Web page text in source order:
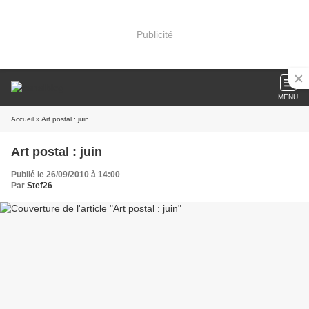
Publicité
MENU
Accueil » Art postal : juin
Art postal : juin
Publié le 26/09/2010 à 14:00
Par Stef26